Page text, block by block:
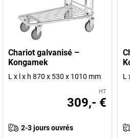
Chariot galvanisé –
Kongamek
L x l x h 870 x 530 x 1010 mm
HT
309,- €
2-3 jours ouvrés
L